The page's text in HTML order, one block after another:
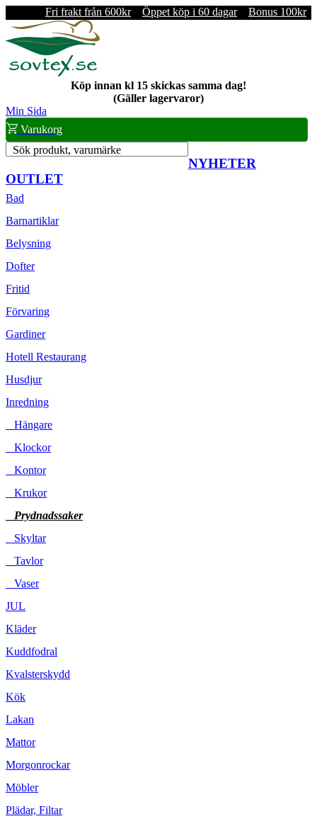
Fri frakt från 600kr Öppet köp i 60 dagar Bonus 100kr
Köp innan kl 15 skickas samma dag!
(Gäller lagervaror)
Min Sida
Varukorg
Sök produkt, varumärke
NYHETER
OUTLET
Bad
Barnartiklar
Belysning
Dofter
Fritid
Förvaring
Gardiner
Hotell Restaurang
Husdjur
Inredning
Hängare
Klockor
Kontor
Krukor
Prydnadssaker
Skyltar
Tavlor
Vaser
JUL
Kläder
Kuddfodral
Kvalsterskydd
Kök
Lakan
Mattor
Morgonrockar
Möbler
Plädar, Filtar